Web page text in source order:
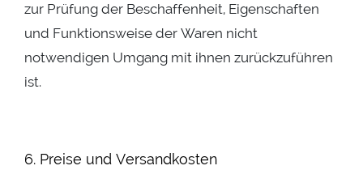
zur Prüfung der Beschaffenheit, Eigenschaften
und Funktionsweise der Waren nicht
notwendigen Umgang mit ihnen zurückzuführen
ist.
6. Preise und Versandkosten